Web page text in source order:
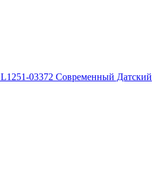
03372 Современный Датский